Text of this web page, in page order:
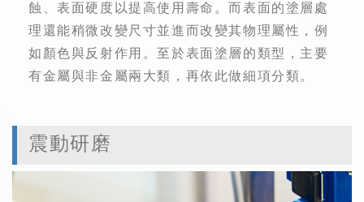
蝕、表面硬度以提高使用壽命。而表面的塗層處
理還能稍微改變尺寸並進而改變其物理屬性，例
如顏色與反射作用。至於表面塗層的類型，主要
有金屬與非金屬兩大類，再依此做細項分類。
震動研磨